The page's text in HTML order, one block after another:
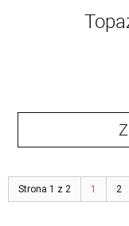
Strona 1 z 2 1 2